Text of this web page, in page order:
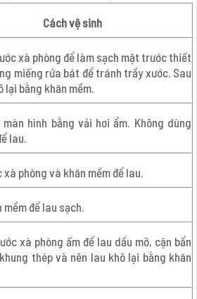
Cách vệ sinh
xà phòng để làm sạch mặt trước thiết
miếng rửa bát để tránh trầy xước. Sau
lại bằng khăn mềm.
màn hình bằng vải hơi ẩm. Không dùng
lau.
xà phòng và khăn mềm để lau.
mềm để lau sạch.
xà phòng ấm để lau dầu mỡ, cặn bẩn
thép và nên lau khô lại bằng khăn